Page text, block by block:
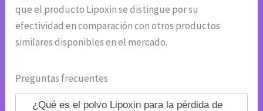
que el producto Lipoxin se distingue por su
efectividad en comparación con otros productos
similares disponibles en el mercado.
Preguntas frecuentes
¿Qué es el polvo Lipoxin para la pérdida de